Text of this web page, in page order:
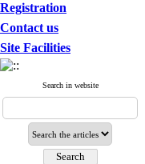
Registration
Contact us
Site Facilities
Search in website